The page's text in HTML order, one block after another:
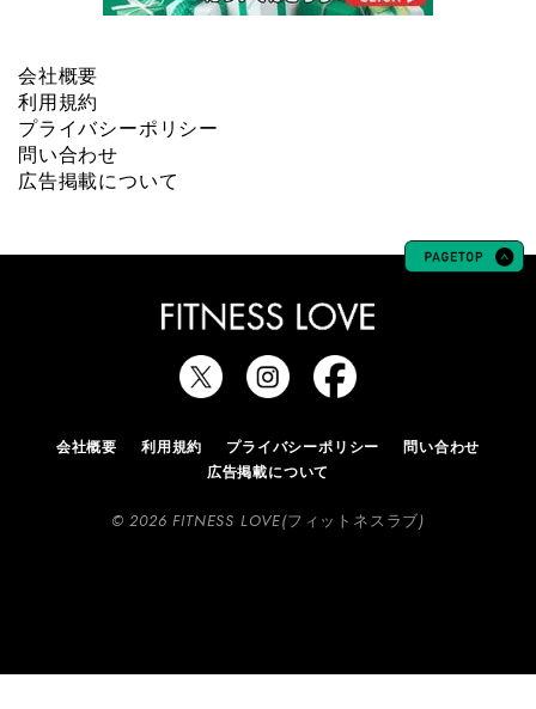
会社概要
利用規約
プライバシーポリシー
問い合わせ
広告掲載について
会社概要 利用規約 プライバシーポリシー
問い合わせ
広告掲載について
© 2026 FITNESS LOVE(フィットネスラブ)